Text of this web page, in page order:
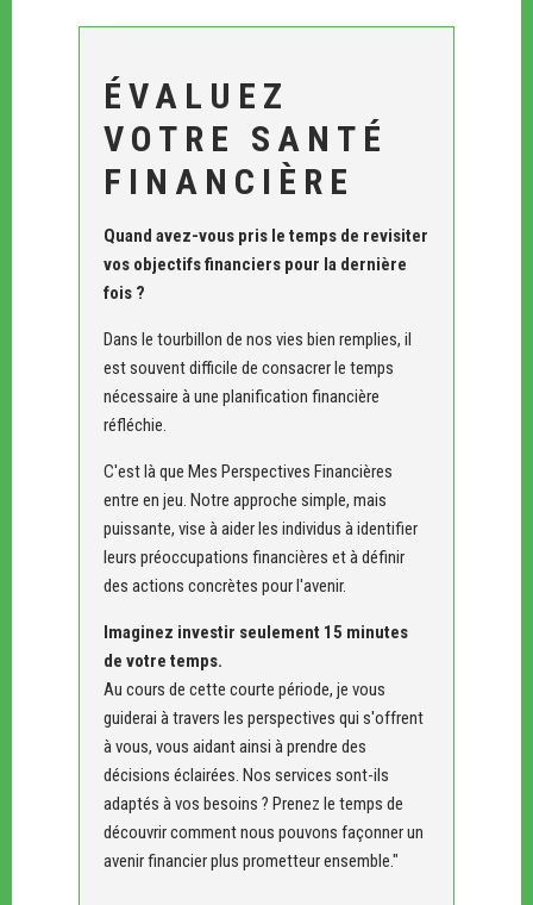
ÉVALUEZ
VOTRE SANTÉ
FINANCIÈRE
Quand avez-vous pris le temps de revisiter
vos objectifs financiers pour la dernière
fois ?
Dans le tourbillon de nos vies bien remplies, il
est souvent difficile de consacrer le temps
nécessaire à une planification financière
réfléchie.
C'est là que Mes Perspectives Financières
entre en jeu. Notre approche simple, mais
puissante, vise à aider les individus à identifier
leurs préoccupations financières et à définir
des actions concrètes pour l'avenir.
Imaginez investir seulement 15 minutes
de votre temps.
Au cours de cette courte période, je vous
guiderai à travers les perspectives qui s'offrent
à vous, vous aidant ainsi à prendre des
décisions éclairées. Nos services sont-ils
adaptés à vos besoins ? Prenez le temps de
découvrir comment nous pouvons façonner un
avenir financier plus prometteur ensemble."